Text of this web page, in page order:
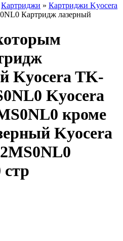
Картриджи » Картриджи Kyocera
Картридж лазерный
Kyocera TK-
Kyocera
кроме
Kyocera